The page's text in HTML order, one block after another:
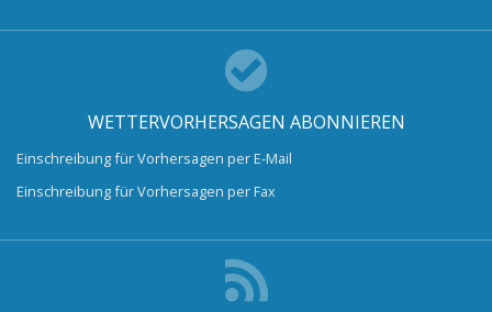
WETTERVORHERSAGEN ABONNIEREN
Einschreibung für Vorhersagen per E-Mail
Einschreibung für Vorhersagen per Fax